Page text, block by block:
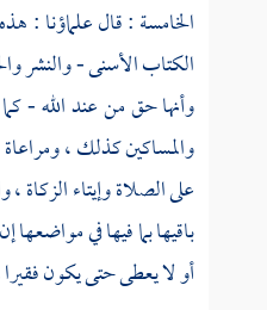
الخامسة : قال علماؤنا :
الكتاب الأسنى - والنشر
وأنها حق من عند الله -
والمساكين كذلك ،
على الصلاة وإيتاء الزكاة
باقيها بما فيها في مواضعها
أو لا يعطى حتى يكون فقيرا ،